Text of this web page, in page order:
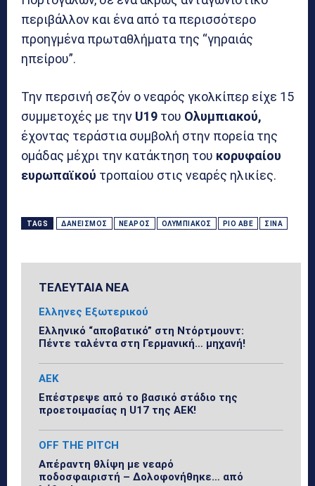
περιβάλλον και ένα από τα περισσότερο
προηγμένα πρωταθλήματα της “γηραιάς
ηπείρου”.
Την περσινή σεζόν ο νεαρός γκολκίπερ είχε 15
συμμετοχές με την U19 του Ολυμπιακού,
έχοντας τεράστια συμβολή στην πορεία της
ομάδας μέχρι την κατάκτηση του κορυφαίου
ευρωπαϊκού τροπαίου στις νεαρές ηλικίες.
TAGS ΔΑΝΕΙΣΜΌΣ ΝΕΑΡΌΣ ΟΛΥΜΠΙΑΚΌΣ ΡΊΟ ΆΒΕ ΣΊΝΑ
ΤΕΛΕΥΤΑΙΑ ΝΕΑ
Ελληνες Εξωτερικού
Ελληνικό “αποβατικό” στη Ντόρτμουντ:
Πέντε ταλέντα στη Γερμανική… μηχανή!
ΑΕΚ
Επέστρεψε από το βασικό στάδιο της
προετοιμασίας η U17 της ΑΕΚ!
OFF THE PITCH
Απέραντη θλίψη με νεαρό
ποδοσφαιριστή – Δολοφονήθηκε… από